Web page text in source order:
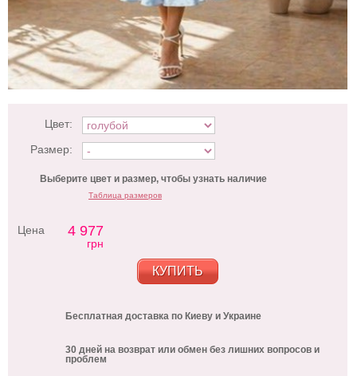
Цвет:
Размер:
Выберите цвет и размер, чтобы узнать наличие
Таблица размеров
Цена 4 977
грн
КУПИТЬ
Бесплатная доставка по Киеву и Украине
30 дней на возврат или обмен без лишних вопросов и
проблем